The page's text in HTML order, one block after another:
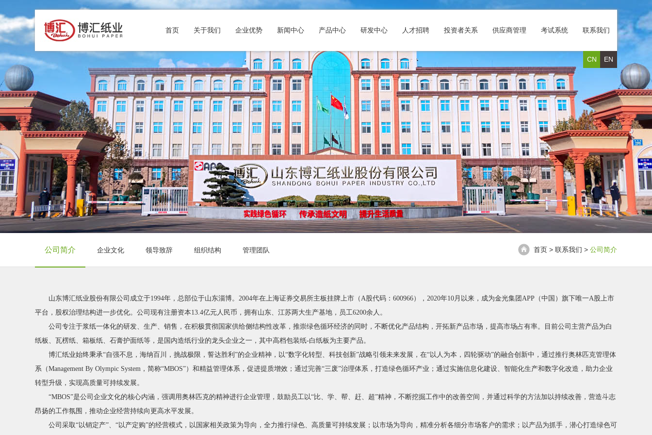
首页 关于我们 企业优势 新闻中心 产品中心 研发中心 人才招聘 投资者关系 供应商管理 考试系统 联系我们
CN EN
公司简介 企业文化 领导致辞 组织结构 管理团队 首页 > 联系我们 > 公司简介
山东博汇纸业股份有限公司成立于1994年，总部位于山东淄博。2004年在上海证券交易所主板挂牌上市（A股代码：600966），2020年10月以来，成为金光集团APP（中国）旗下唯一A股上市
平台，股权治理结构进一步优化。公司现有注册资本13.4亿元人民币，拥有山东、江苏两大生产基地，员工6200余人。
公司专注于浆纸一体化的研发、生产、销售，在积极贯彻国家供给侧结构性改革，推崇绿色循环经济的同时，不断优化产品结构，开拓新产品市场，提高市场占有率。目前公司主营产品为白
纸板、瓦楞纸、箱板纸、石膏护面纸等，是国内造纸行业的龙头企业之一，其中高档包装纸-白纸板为主要产品。
博汇纸业始终秉承“自强不息，海纳百川，挑战极限，誓达胜利”的企业精神，以“数字化转型、科技创新”战略引领未来发展，在“以人为本，四轮驱动”的融合创新中，通过推行奥林匹克管理体
系（Management By Olympic System，简称“MBOS”）和精益管理体系，促进提质增效；通过完善“三废”治理体系，打造绿色循环产业；通过实施信息化建设、智能化生产和数字化改造，助力企业
转型升级，实现高质量可持续发展。
“MBOS”是公司企业文化的核心内涵，强调用奥林匹克的精神进行企业管理，鼓励员工以“比、学、帮、赶、超”精神，不断挖掘工作中的改善空间，并通过科学的方法加以持续改善，营造斗志
昂扬的工作氛围，推动企业经营持续向更高水平发展。
公司采取“以销定产”、“以产定购”的经营模式，以国家相关政策为导向，全力推行绿色、高质量可持续发展；以市场为导向，精准分析各细分市场客户的需求；以产品为抓手，潜心打造绿色可